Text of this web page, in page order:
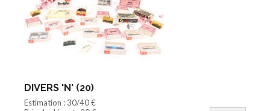
DIVERS 'N' (20)
Estimation : 30/40 €